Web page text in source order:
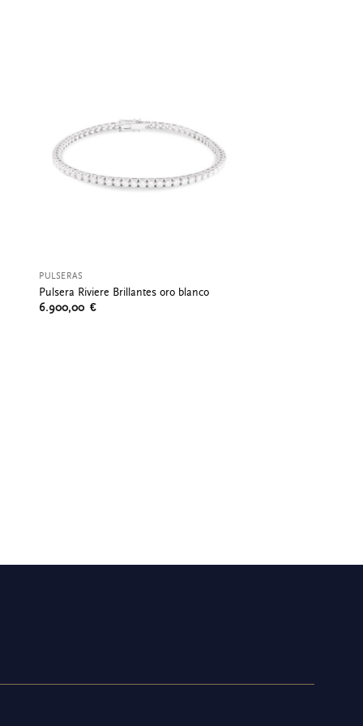
PULSERAS
Pulsera Riviere Brillantes oro blanco
6.900,00€